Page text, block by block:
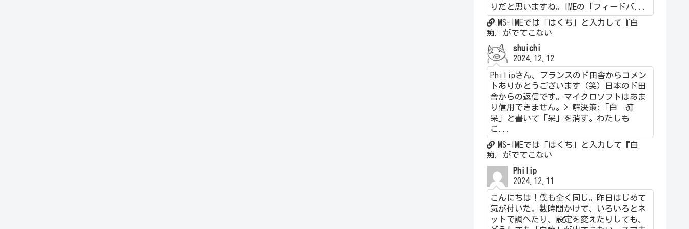
りだと思いますね。IMEの「フィードバ...
MS-IMEでは「はくち」と入力して『白
痴』がでてこない
shuichi
2024.12.12
Philipさん、フランスのド田舎からコメン
トありがとうございます（笑）日本のド田
舎からの返信です。マイクロソフトはあま
り信用できません。> 解決策;「白 痴
呆」と書いて「呆」を消す。わたしも
こ...
MS-IMEでは「はくち」と入力して『白
痴』がでてこない
Philip
2024.12.11
こんにちは！僕も全く同じ。昨日はじめて
気が付いた。数時間かけて、いろいろとネ
ットで調べたり、設定を変えたりしても、